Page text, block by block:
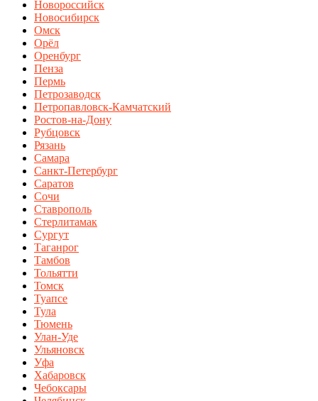
Новороссийск
Новосибирск
Омск
Орёл
Оренбург
Пенза
Пермь
Петрозаводск
Петропавловск-Камчатский
Ростов-на-Дону
Рубцовск
Рязань
Самара
Санкт-Петербург
Саратов
Сочи
Ставрополь
Стерлитамак
Сургут
Таганрог
Тамбов
Тольятти
Томск
Туапсе
Тула
Тюмень
Улан-Уде
Ульяновск
Уфа
Хабаровск
Чебоксары